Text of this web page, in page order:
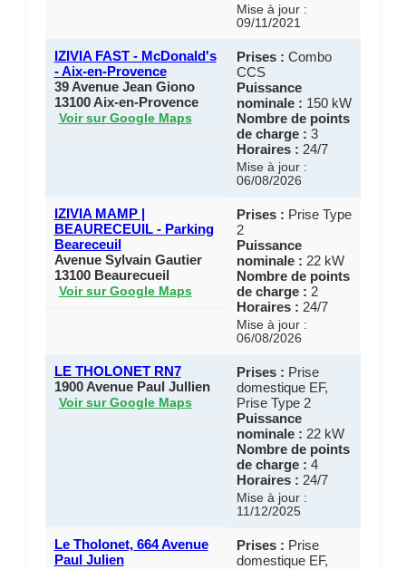
Mise à jour :
09/11/2021
IZIVIA FAST - McDonald's
- Aix-en-Provence
39 Avenue Jean Giono
13100 Aix-en-Provence
Voir sur Google Maps
Prises : Combo
CCS
Puissance
nominale : 150 kW
Nombre de points
de charge : 3
Horaires : 24/7
Mise à jour :
06/08/2026
IZIVIA MAMP |
BEAURECEUIL - Parking
Beareceuil
Avenue Sylvain Gautier
13100 Beaurecueil
Voir sur Google Maps
Prises : Prise Type
2
Puissance
nominale : 22 kW
Nombre de points
de charge : 2
Horaires : 24/7
Mise à jour :
06/08/2026
LE THOLONET RN7
1900 Avenue Paul Jullien
Voir sur Google Maps
Prises : Prise
domestique EF,
Prise Type 2
Puissance
nominale : 22 kW
Nombre de points
de charge : 4
Horaires : 24/7
Mise à jour :
11/12/2025
Le Tholonet, 664 Avenue
Paul Julien
Prises : Prise
domestique EF,